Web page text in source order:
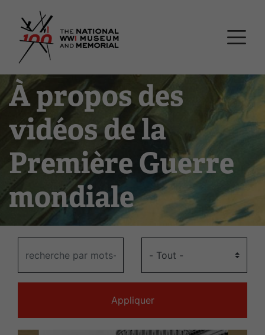
À propos des
vidéos de la
Première Guerre
mondiale